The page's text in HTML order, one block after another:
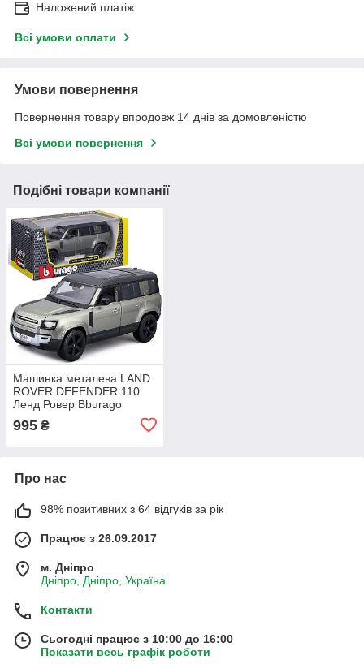
Наложений платіж
Всі умови оплати
Умови повернення
Повернення товару впродовж 14 днів за домовленістю
Всі умови повернення
Подібні товари компанії
Машинка металева LAND
ROVER DEFENDER 110
Ленд Ровер Bburago
зелений 1:24 відкр двері
8*20*8см (18-21101)
995 ₴
Про нас
98% позитивних з 64 відгуків за рік
Працює з 26.09.2017
м. Дніпро
Дніпро, Дніпро, Україна
Контакти
Сьогодні працює з 10:00 до 16:00
Показати весь графік роботи